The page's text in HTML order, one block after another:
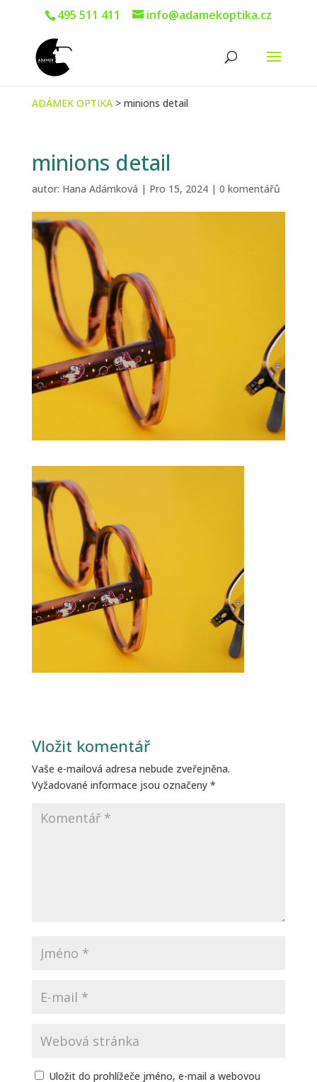
495 511 411 info@adamekoptika.cz
ADÁMEK OPTIKA> minions detail
minions detail
autor: Hana Adámková | Pro 15, 2024| 0 komentářů
Vložit komentář
Vaše e-mailová adresa nebude zveřejněna.
Vyžadované informace jsou označeny *
Uložit do prohlížeče jméno, e-mail a webovou